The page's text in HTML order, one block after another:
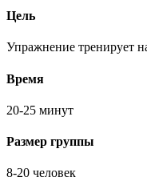
Цель
Упражнение тренирует
Время
20-25 минут
Размер группы
8-20 человек